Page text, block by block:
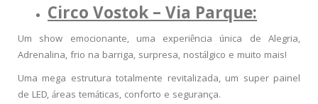
Circo Vostok – Via Parque:
Um show emocionante, uma experiência única de Alegria,
Adrenalina, frio na barriga, surpresa, nostálgico e muito mais!
Uma mega estrutura totalmente revitalizada, um super painel
de LED, áreas temáticas, conforto e segurança.